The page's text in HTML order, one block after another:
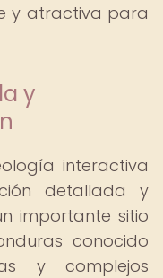
y atractiva para
y
interactiva
detallada y
importante sitio
conocido
y complejos